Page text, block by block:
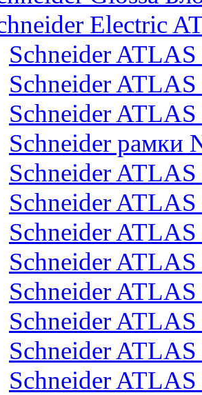
Electric
Schneider
Schneider
Schneider
Schneider рамки
Schneider
Schneider
Schneider
Schneider
Schneider
Schneider
Schneider
Schneider